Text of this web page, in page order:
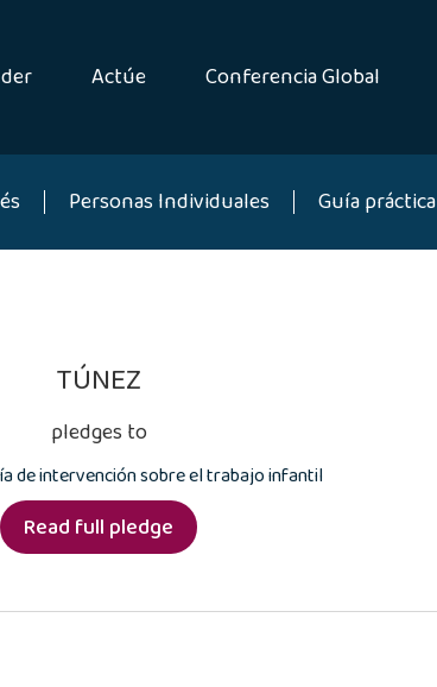
Actúe Conferencia Global
Personas Individuales Guía práctica
TÚNEZ
pledges to
de intervención sobre el trabajo infantil
Read full pledge